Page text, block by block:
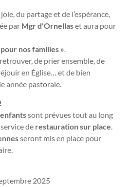
du partage et de l’espérance,
par Mgr d’Ornellaset aura pour
nos familles ».
de prier ensemble, de
en Église… et de bien
année pastorale.
sont prévues tout au long
de restauration sur place.
seront mis en place pour
2025